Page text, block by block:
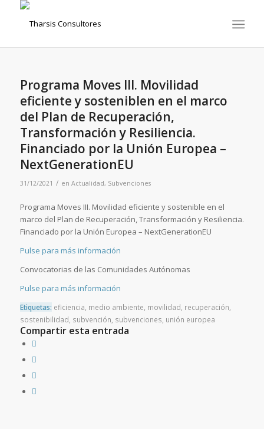
Programa Moves III. Movilidad
eficiente y sosteniblen en el marco
del Plan de Recuperación,
Transformación y Resiliencia.
Financiado por la Unión Europea –
NextGenerationEU
31/12/2021 / en Actualidad, Subvenciones
Programa Moves III. Movilidad eficiente y sostenible en el
marco del Plan de Recuperación, Transformación y Resiliencia.
Financiado por la Unión Europea – NextGenerationEU
Pulse para más información
Convocatorias de las Comunidades Autónomas
Pulse para más información
Etiquetas: eficiencia, medio ambiente, movilidad, recuperación,
sostenibilidad, subvención, subvenciones, unión europea
Compartir esta entrada